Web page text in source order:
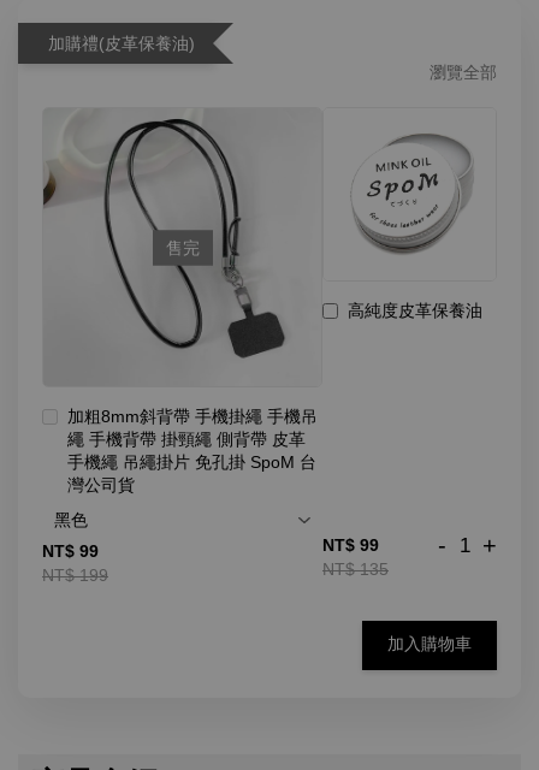
加購禮(皮革保養油)
瀏覽全部
售完
加粗8mm斜背帶 手機掛繩 手機吊
繩 手機背帶 掛頸繩 側背帶 皮革
手機繩 吊繩掛片 免孔掛 SpoM 台
灣公司貨
NT$ 99
NT$ 199
高純度皮革保養油
NT$ 99
NT$ 135
- +
加入購物車